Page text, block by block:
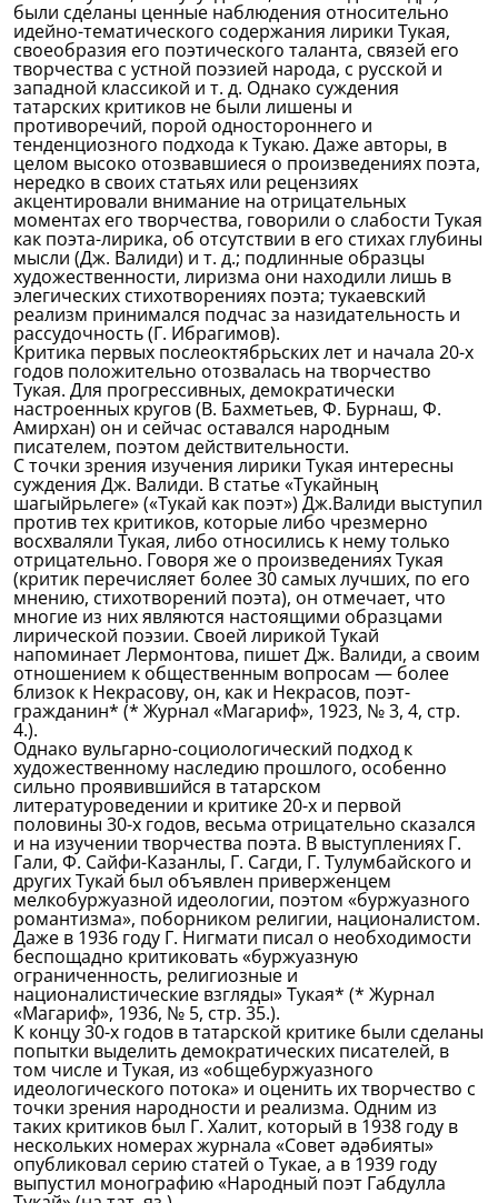
были сделаны ценные наблюдения относительно
идейно-тематического содержания лирики Тукая,
своеобразия его поэтического таланта, связей его
творчества с устной поэзией народа, с русской и
западной классикой и т. д. Однако суждения
татарских критиков не были лишены и
противоречий, порой одностороннего и
тенденциозного подхода к Тукаю. Даже авторы, в
целом высоко отозвавшиеся о произведениях поэта,
нередко в своих статьях или рецензиях
акцентировали внимание на отрицательных
моментах его творчества, говорили о слабости Тукая
как поэта-лирика, об отсутствии в его стихах глубины
мысли (Дж. Валиди) и т. д.; подлинные образцы
художественности, лиризма они находили лишь в
элегических стихотворениях поэта; тукаевский
реализм принимался подчас за назидательность и
рассудочность (Г. Ибрагимов).
Критика первых послеоктябрьских лет и начала 20-х
годов положительно отозвалась на творчество
Тукая. Для прогрессивных, демократически
настроенных кругов (В. Бахметьев, Ф. Бурнаш, Ф.
Амирхан) он и сейчас оставался народным
писателем, поэтом действительности.
С точки зрения изучения лирики Тукая интересны
суждения Дж. Валиди. В статье «Тукайның
шагыйрьлеге» («Тукай как поэт») Дж.Валиди выступил
против тех критиков, которые либо чрезмерно
восхваляли Тукая, либо относились к нему только
отрицательно. Говоря же о произведениях Тукая
(критик перечисляет более 30 самых лучших, по его
мнению, стихотворений поэта), он отмечает, что
многие из них являются настоящими образцами
лирической поэзии. Своей лирикой Тукай
напоминает Лермонтова, пишет Дж. Валиди, а своим
отношением к общественным вопросам — более
близок к Некрасову, он, как и Некрасов, поэт-
гражданин* (* Журнал «Магариф», 1923, № 3, 4, стр.
4.).
Однако вульгарно-социологический подход к
художественному наследию прошлого, особенно
сильно проявившийся в татарском
литературоведении и критике 20-х и первой
половины 30-х годов, весьма отрицательно сказался
и на изучении творчества поэта. В выступлениях Г.
Гали, Ф. Сайфи-Казанлы, Г. Сагди, Г. Тулумбайского и
других Тукай был объявлен приверженцем
мелкобуржуазной идеологии, поэтом «буржуазного
романтизма», поборником религии, националистом.
Даже в 1936 году Г. Нигмати писал о необходимости
беспощадно критиковать «буржуазную
ограниченность, религиозные и
националистические взгляды» Тукая* (* Журнал
«Магариф», 1936, № 5, стр. 35.).
К концу 30-х годов в татарской критике были сделаны
попытки выделить демократических писателей, в
том числе и Тукая, из «общебуржуазного
идеологического потока» и оценить их творчество с
точки зрения народности и реализма. Одним из
таких критиков был Г. Халит, который в 1938 году в
нескольких номерах журнала «Совет әдәбияты»
опубликовал серию статей о Тукае, а в 1939 году
выпустил монографию «Народный поэт Габдулла